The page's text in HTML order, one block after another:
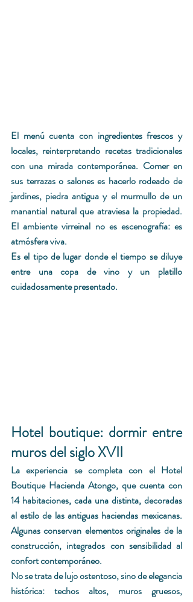
El menú cuenta con ingredientes frescos y
locales, reinterpretando recetas tradicionales
con una mirada contemporánea. Comer en
sus terrazas o salones es hacerlo rodeado de
jardines, piedra antigua y el murmullo de un
manantial natural que atraviesa la propiedad.
El ambiente virreinal no es escenografía: es
atmósfera viva.
Es el tipo de lugar donde el tiempo se diluye
entre una copa de vino y un platillo
cuidadosamente presentado.
Hotel boutique: dormir entre
muros del siglo XVII
La experiencia se completa con el Hotel
Boutique Hacienda Atongo, que cuenta con
14 habitaciones, cada una distinta, decoradas
al estilo de las antiguas haciendas mexicanas.
Algunas conservan elementos originales de la
construcción, integrados con sensibilidad al
confort contemporáneo.
No se trata de lujo ostentoso, sino de elegancia
histórica: techos altos, muros gruesos,